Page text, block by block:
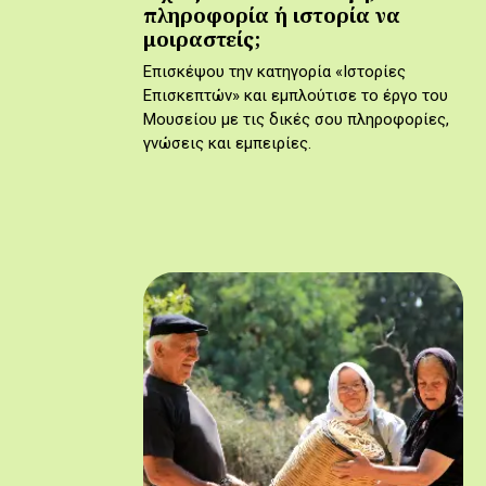
πληροφορία ή ιστορία να
μοιραστείς;
Επισκέψου την κατηγορία «Ιστορίες
Επισκεπτών» και εμπλούτισε το έργο του
Μουσείου με τις δικές σου πληροφορίες,
γνώσεις και εμπειρίες.